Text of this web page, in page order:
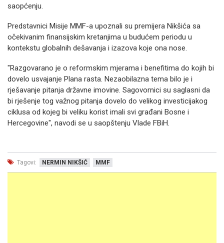
saopćenju.
Predstavnici Misije MMF-a upoznali su premijera Nikšića sa
očekivanim finansijskim kretanjima u budućem periodu u
kontekstu globalnih dešavanja i izazova koje ona nose.
"Razgovarano je o reformskim mjerama i benefitima do kojih bi
dovelo usvajanje Plana rasta. Nezaobilazna tema bilo je i
rješavanje pitanja državne imovine. Sagovornici su saglasni da
bi rješenje tog važnog pitanja dovelo do velikog investicijakog
ciklusa od kojeg bi veliku korist imali svi građani Bosne i
Hercegovine", navodi se u saopštenju Vlade FBiH.
Tagovi: NERMIN NIKŠIĆ MMF